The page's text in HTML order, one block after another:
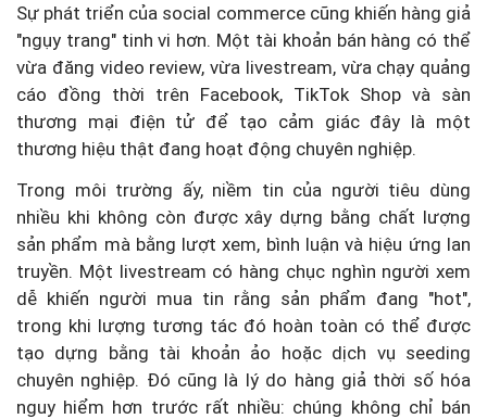
Sự phát triển của social commerce cũng khiến hàng giả
"ngụy trang" tinh vi hơn. Một tài khoản bán hàng có thể
vừa đăng video review, vừa livestream, vừa chạy quảng
cáo đồng thời trên Facebook, TikTok Shop và sàn
thương mại điện tử để tạo cảm giác đây là một
thương hiệu thật đang hoạt động chuyên nghiệp.
Trong môi trường ấy, niềm tin của người tiêu dùng
nhiều khi không còn được xây dựng bằng chất lượng
sản phẩm mà bằng lượt xem, bình luận và hiệu ứng lan
truyền. Một livestream có hàng chục nghìn người xem
dễ khiến người mua tin rằng sản phẩm đang "hot",
trong khi lượng tương tác đó hoàn toàn có thể được
tạo dựng bằng tài khoản ảo hoặc dịch vụ seeding
chuyên nghiệp. Đó cũng là lý do hàng giả thời số hóa
nguy hiểm hơn trước rất nhiều: chúng không chỉ bán